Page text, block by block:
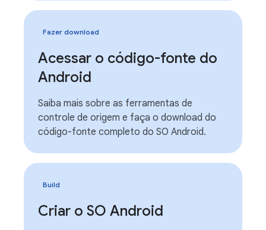
Fazer download
Acessar o código-fonte do
Android
Saiba mais sobre as ferramentas de
controle de origem e faça o download do
código-fonte completo do SO Android.
Build
Criar o SO Android